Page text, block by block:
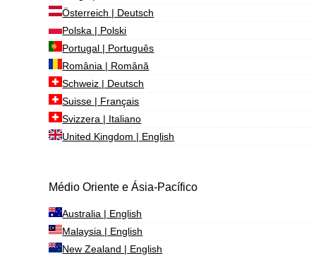
Österreich | Deutsch
Polska | Polski
Portugal | Português
România | Română
Schweiz | Deutsch
Suisse | Français
Svizzera | Italiano
United Kingdom | English
Médio Oriente e Ásia-Pacífico
Australia | English
Malaysia | English
New Zealand | English